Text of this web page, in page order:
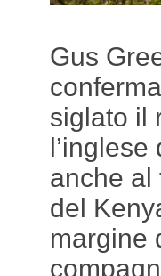
Gus
siglato il
anche al
del
margine